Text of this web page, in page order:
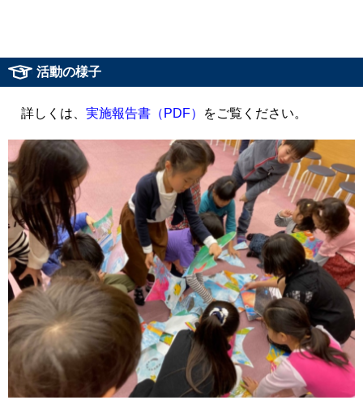
活動の様子
詳しくは、 実施報告書（PDF） をご覧ください。